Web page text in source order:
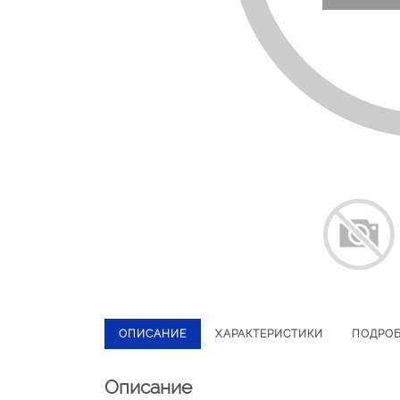
ОПИСАНИЕ ХАРАКТЕРИСТИКИ
Описание